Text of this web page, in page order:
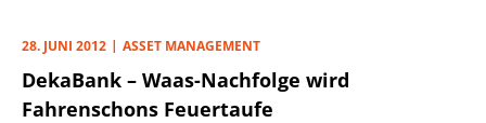
eines optimierten Leistungsangebots erarbeiten soll. Erste
Ergebnisse erwartet der DSGV im Herbst.
28. JUNI 2012 ASSET MANAGEMENT
DekaBank – Waas-Nachfolge wird
Fahrenschons Feuertaufe